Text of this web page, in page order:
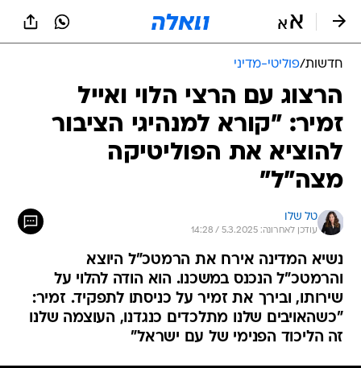
חדשות/פוליטי-מדיני
הרצוג עם הרצי הלוי ואייל
זמיר: "קורא למנהיגי הציבור
להוציא את הפוליטיקה
מצה"ל"
טל שלו
עודכן לאחרונה: 5.3.2025 / 14:28
נשיא המדינה אירח את הרמטכ"ל היוצא
והרמטכ"ל הנכנס במשכנו. הוא הודה להלוי על
שירותו, ובירך את זמיר על כניסתו לתפקיד. זמיר:
"כשהאויבים שלנו מתלכדים כנגדנו, העוצמה שלנו
זה הליכוד הפנימי של עם ישראל"